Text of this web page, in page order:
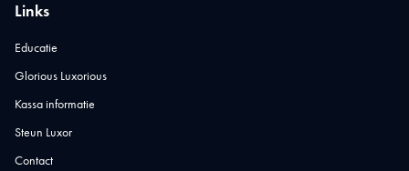
Links
Educatie
Glorious Luxorious
Kassa informatie
Steun Luxor
Contact